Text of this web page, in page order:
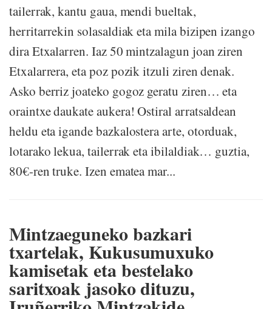
tailerrak, kantu gaua, mendi bueltak,
herritarrekin solasaldiak eta mila bizipen izango
dira Etxalarren. Iaz 50 mintzalagun joan ziren
Etxalarrera, eta poz pozik itzuli ziren denak.
Asko berriz joateko gogoz geratu ziren… eta
oraintxe daukate aukera! Ostiral arratsaldean
heldu eta igande bazkalostera arte, otorduak,
lotarako lekua, tailerrak eta ibilaldiak… guztia,
80€-ren truke. Izen ematea mar...
Mintzaeguneko bazkari
txartelak, Kukusumuxuko
kamisetak eta bestelako
saritxoak jasoko dituzu,